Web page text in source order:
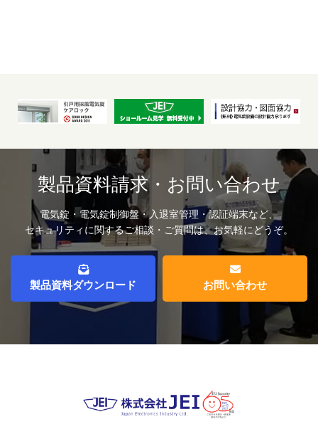
製品資料請求・お問い合わせ
電気錠・電気錠制御盤・入退室管理・認証端末など、
セキュリティに関するご相談・ご質問は、お気軽にどうぞ。
製品資料ダウンロード お問い合わせ